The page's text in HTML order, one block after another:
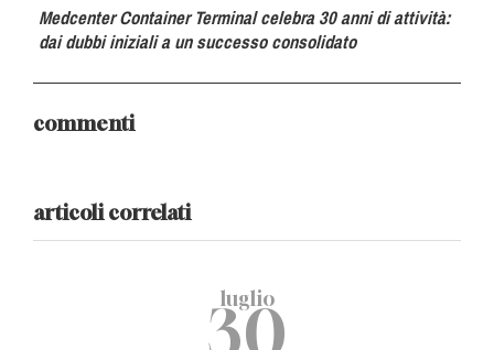
Medcenter Container Terminal celebra 30 anni di attività:
dai dubbi iniziali a un successo consolidato
commenti
articoli correlati
luglio
30